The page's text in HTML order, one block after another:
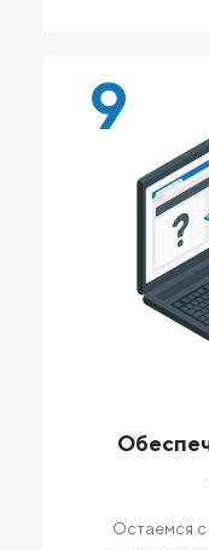
9
Остаемся с